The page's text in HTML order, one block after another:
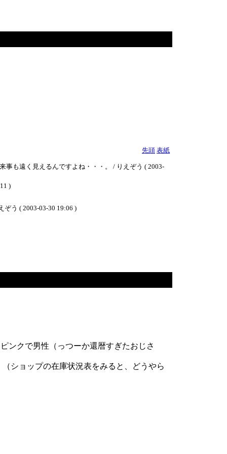
先頭 表紙
も遠く見えるんですよね・・・。 / りえぞう ( 2003-
)
う ( 2003-03-30 19:06 )
ンクで男性（っつーか還暦すぎたおじさ
ショップの在庫状況表をみると、どうやら